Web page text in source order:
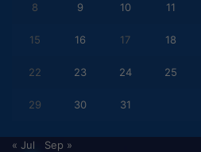
8 9 10 11
15 16 17 18
22 23 24 25
29 30 31
« Jul Sep »